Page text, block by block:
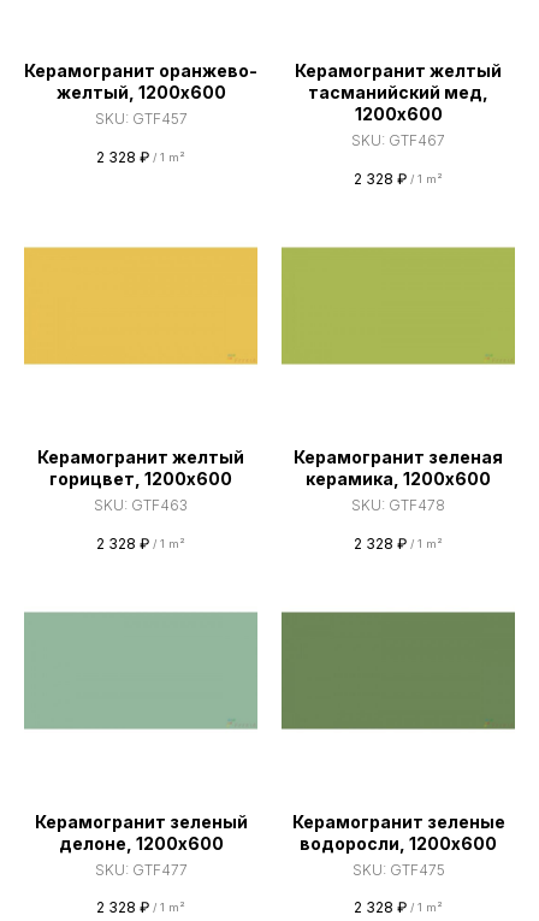
Керамогранит оранжево-
желтый, 1200х600
SKU: GTF457
2 328 ₽ / 1 m²
Керамогранит желтый
тасманийский мед,
1200х600
SKU: GTF467
2 328 ₽ / 1 m²
Керамогранит желтый
горицвет, 1200х600
SKU: GTF463
2 328 ₽ / 1 m²
Керамогранит зеленая
керамика, 1200х600
SKU: GTF478
2 328 ₽ / 1 m²
Керамогранит зеленый
делоне, 1200х600
SKU: GTF477
2 328 ₽ / 1 m²
Керамогранит зеленые
водоросли, 1200х600
SKU: GTF475
2 328 ₽ / 1 m²